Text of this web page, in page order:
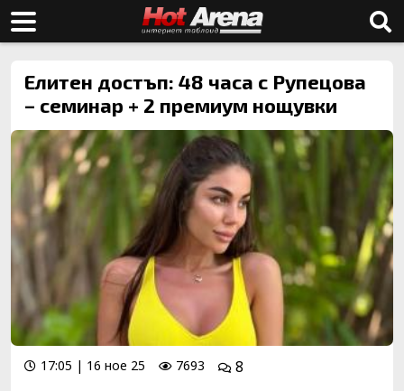
Елитен достъп: 48 часа с Рупецова
– семинар + 2 премиум нощувки
17:05 | 16 ное 25 7693
8